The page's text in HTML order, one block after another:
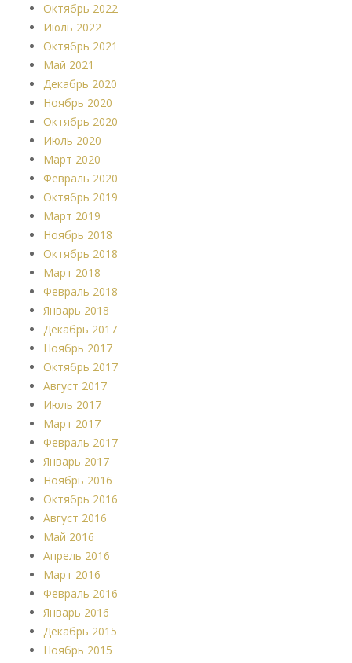
Октябрь 2022
Июль 2022
Октябрь 2021
Май 2021
Декабрь 2020
Ноябрь 2020
Октябрь 2020
Июль 2020
Март 2020
Февраль 2020
Октябрь 2019
Март 2019
Ноябрь 2018
Октябрь 2018
Март 2018
Февраль 2018
Январь 2018
Декабрь 2017
Ноябрь 2017
Октябрь 2017
Август 2017
Июль 2017
Март 2017
Февраль 2017
Январь 2017
Ноябрь 2016
Октябрь 2016
Август 2016
Май 2016
Апрель 2016
Март 2016
Февраль 2016
Январь 2016
Декабрь 2015
Ноябрь 2015